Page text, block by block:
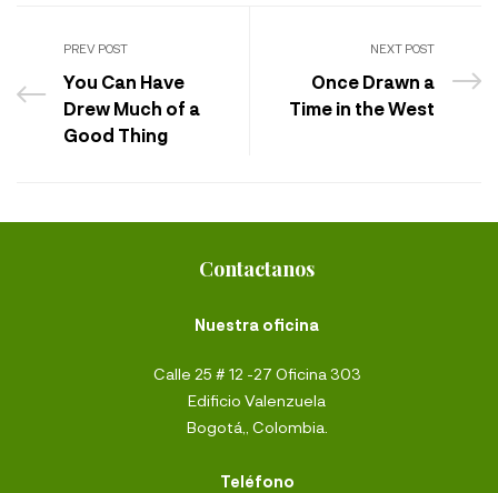
PREV POST
You Can Have
Drew Much of a
Good Thing
NEXT POST
Once Drawn a
Time in the West
Contactanos
Nuestra oficina
Calle 25 # 12 -27 Oficina 303
Edificio Valenzuela
Bogotá,, Colombia.
Teléfono